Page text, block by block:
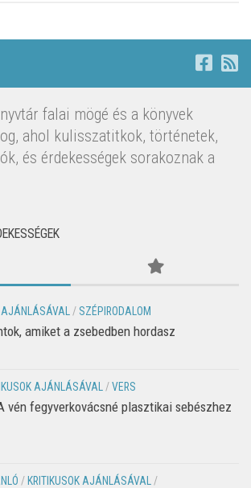
falai mögé és a könyvek
ahol kulisszatitkok, történetek,
és érdekességek sorakoznak a
/ SZÉPIRODALOM
amiket a zsebedben hordasz
AJÁNLÁSÁVAL /VERS
vén fegyverkovácsné plasztikai sebészhez
/ KRITIKUSOK AJÁNLÁSÁVAL
/